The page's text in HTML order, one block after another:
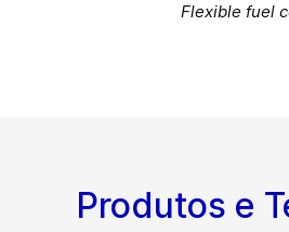
Flexible fuel
Produtos e